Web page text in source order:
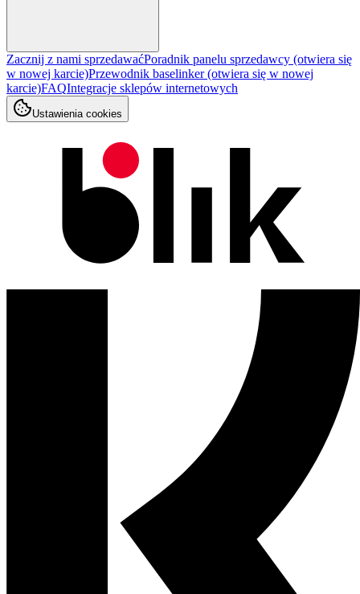
Zacznij z nami sprzedawaćPoradnik panelu sprzedawcy (otwiera się
w nowej karcie)Przewodnik baselinker(otwiera się w nowej
karcie)FAQIntegracje sklepów internetowych
Ustawienia cookies